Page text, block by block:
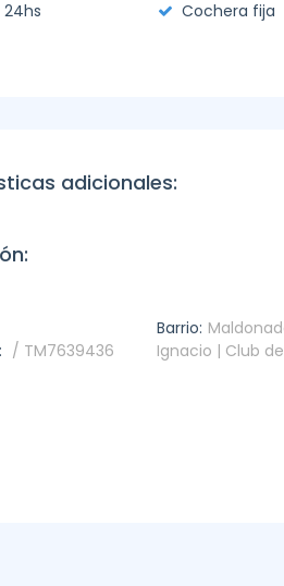
24hs
Cochera fija
adicionales:
/ TM7639436
Barrio:
Ignacio | Club